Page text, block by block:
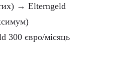
→ Elterngeld
300 євро/місяць